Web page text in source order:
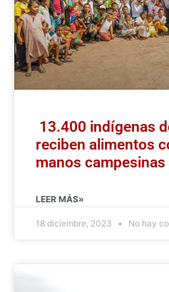
13.400 indígenas
reciben alimentos
manos
LEER MÁS»
18 diciembre, 2023 No hay